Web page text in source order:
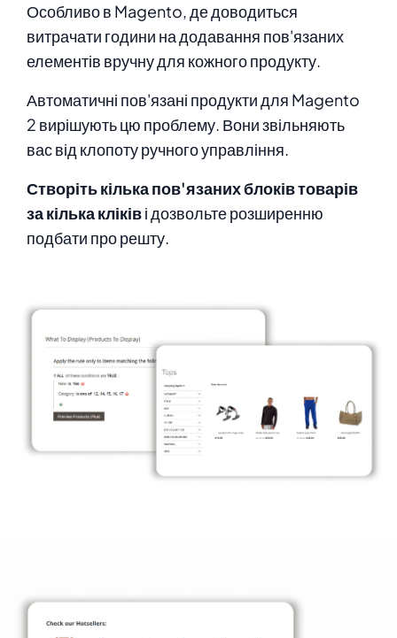
Особливо в Magento, де доводиться
витрачати години на додавання пов'язаних
елементів вручну для кожного продукту.
Автоматичні пов'язані продукти для Magento
2 вирішують цю проблему. Вони звільняють
вас від клопоту ручного управління.
Створіть кілька пов'язаних блоків товарів
за кілька кліківі дозвольте розширенню
подбати про решту.